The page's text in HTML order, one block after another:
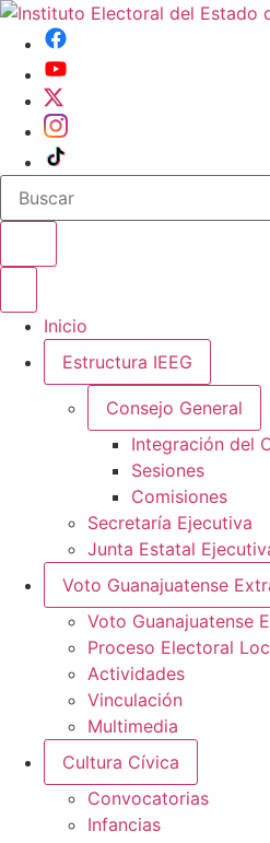
Buscar en el sitio
Inicio
Estructura IEEG
Consejo General
Integración del
Sesiones
Comisiones
Secretaría Ejecutiva
Junta Estatal
Voto Guanajuatense
Voto Guanajuatense
Proceso Electoral
Actividades
Vinculación
Multimedia
Cultura Cívica
Convocatorias
Infancias